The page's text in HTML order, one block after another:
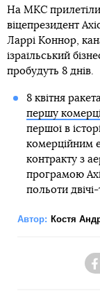
На МКС прилетіли
віцепрезидент
Ларрі Коннор,
ізраїльський
пробудуть 8 днів.
8 квітня
першу
першої в
комерційним
контракту з
програмою
польоти двічі-
Автор: Костя